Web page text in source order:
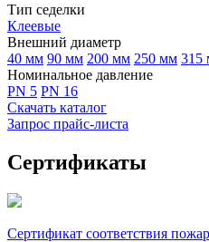
Тип седелки
Клеевые
Внешний диаметр
40 мм 90 мм 200 мм 250 мм 315
Номинальное давление
PN 5 PN 16
Скачать каталог
Запрос прайс-листа
Сертификаты
Сертификат соответствия